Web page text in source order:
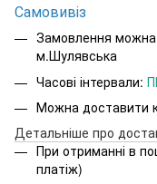
Самовивіз
Замовлення можна
м.Шулявська
Часові інтервали:
Можна доставити
Детальніше про
При отриманні в
платіж)